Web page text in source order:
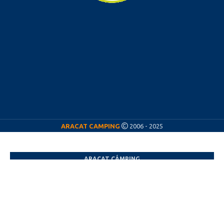
ARACAT CAMPING 2006 - 2025
ARACAT CÁMPING